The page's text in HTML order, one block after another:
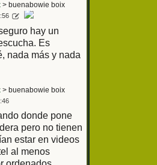
> buenabowie boix
hay un
Es
nada más y nada
> buenabowie boix
donde pone
pero no tienen
estar en videos
al menos